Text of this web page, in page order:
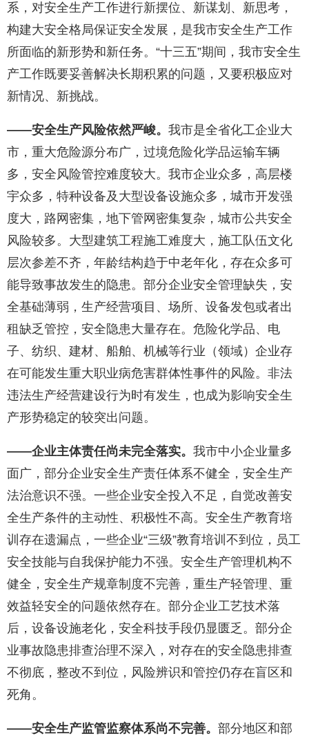
系，对安全生产工作进行新摆位、新谋划、新思考，
构建大安全格局保证安全发展，是我市安全生产工作
所面临的新形势和新任务。“十三五”期间，我市安全生
产工作既要妥善解决长期积累的问题，又要积极应对
新情况、新挑战。
——安全生产风险依然严峻。 我市是全省化工企业大
市，重大危险源分布广，过境危险化学品运输车辆
多，安全风险管控难度较大。我市企业众多，高层楼
宇众多，特种设备及大型设备设施众多，城市开发强
度大，路网密集，地下管网密集复杂，城市公共安全
风险较多。大型建筑工程施工难度大，施工队伍文化
层次参差不齐，年龄结构趋于中老年化，存在众多可
能导致事故发生的隐患。部分企业安全管理缺失，安
全基础薄弱，生产经营项目、场所、设备发包或者出
租缺乏管控，安全隐患大量存在。危险化学品、电
子、纺织、建材、船舶、机械等行业（领域）企业存
在可能发生重大职业病危害群体性事件的风险。非法
违法生产经营建设行为时有发生，也成为影响安全生
产形势稳定的较突出问题。
——企业主体责任尚未完全落实。 我市中小企业量多
面广，部分企业安全生产责任体系不健全，安全生产
法治意识不强。一些企业安全投入不足，自觉改善安
全生产条件的主动性、积极性不高。安全生产教育培
训存在遗漏点，一些企业“三级”教育培训不到位，员工
安全技能与自我保护能力不强。安全生产管理机构不
健全，安全生产规章制度不完善，重生产轻管理、重
效益轻安全的问题依然存在。部分企业工艺技术落
后，设备设施老化，安全科技手段仍显匮乏。部分企
业事故隐患排查治理不深入，对存在的安全隐患排查
不彻底，整改不到位，风险辨识和管控仍存在盲区和
死角。
——安全生产监管监察体系尚不完善。 部分地区和部